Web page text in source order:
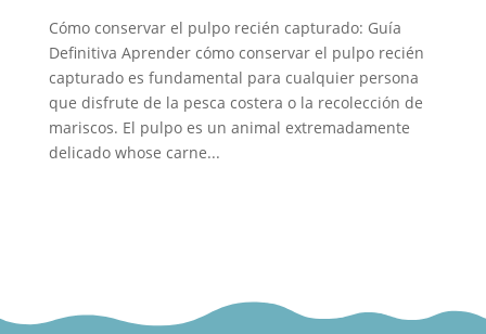
Cómo conservar el pulpo recién capturado: Guía
Definitiva Aprender cómo conservar el pulpo recién
capturado es fundamental para cualquier persona
que disfrute de la pesca costera o la recolección de
mariscos. El pulpo es un animal extremadamente
delicado whose carne...